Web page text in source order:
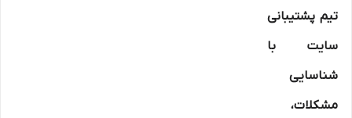
تیم پشتیبانی
سایت با
شناسایی
مشکلات،